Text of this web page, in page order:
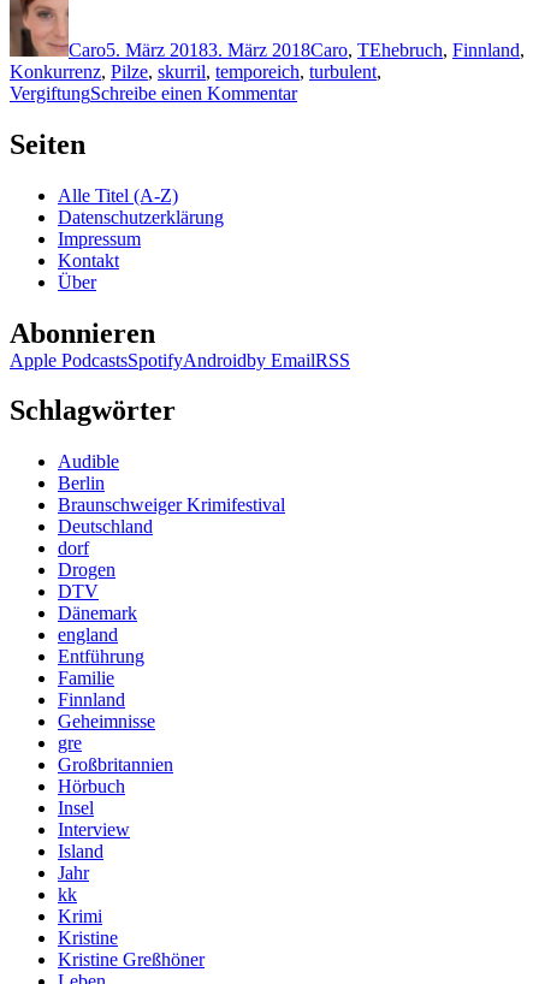
Autor
Caro5. März 20183. März 2018Caro, TEhebruch, Finnland,
Konkurrenz, Pilze, skurril, temporeich, turbulent,
VergiftungSchreibe einen Kommentarzu
Seiten
Alle Titel (A-Z)
Datenschutzerklärung
Impressum
Kontakt
Über
Abonnieren
Apple PodcastsSpotifyAndroidby EmailRSS
Schlagwörter
Audible
Berlin
Braunschweiger Krimifestival
Deutschland
dorf
Drogen
DTV
Dänemark
england
Entführung
Familie
Finnland
Geheimnisse
gre
Großbritannien
Hörbuch
Insel
Interview
Island
Jahr
kk
Krimi
Kristine
Kristine Greßhöner